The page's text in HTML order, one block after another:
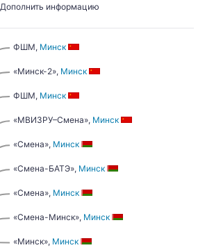
Дополнить информацию
ФШМ, Минск
«Минск-2», Минск
ФШМ, Минск
«МВИЗРУ–Смена», Минск
«Смена», Минск
«Смена-БАТЭ», Минск
«Смена», Минск
«Смена-Минск», Минск
«Минск», Минск